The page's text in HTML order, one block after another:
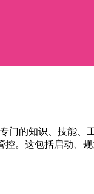
的知识、技能
。这包括启动、